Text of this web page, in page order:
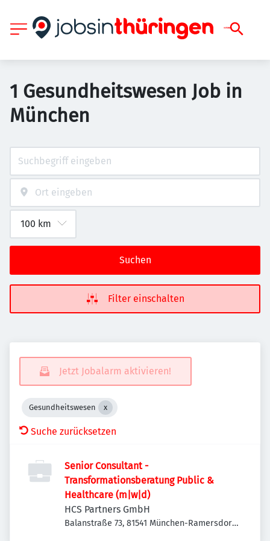
1 Gesundheitswesen Job in
München
Suchen
Filter einschalten
Jetzt Jobalarm aktivieren!
Gesundheitswesen
Suche zurücksetzen
Senior Consultant -
Transformationsberatung Public &
Healthcare (m|w|d)
HCS Partners GmbH
Balanstraße 73, 81541 München-Ramersdorf-